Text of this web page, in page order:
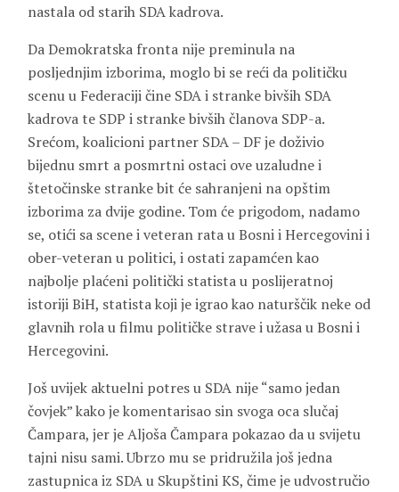
nastala od starih SDA kadrova.
Da Demokratska fronta nije preminula na
posljednjim izborima, moglo bi se reći da političku
scenu u Federaciji čine SDA i stranke bivših SDA
kadrova te SDP i stranke bivših članova SDP-a.
Srećom, koalicioni partner SDA – DF je doživio
bijednu smrt a posmrtni ostaci ove uzaludne i
štetočinske stranke bit će sahranjeni na opštim
izborima za dvije godine. Tom će prigodom, nadamo
se, otići sa scene i veteran rata u Bosni i Hercegovini i
ober-veteran u politici, i ostati zapamćen kao
najbolje plaćeni politički statista u poslijeratnoj
istoriji BiH, statista koji je igrao kao naturščik neke od
glavnih rola u filmu političke strave i užasa u Bosni i
Hercegovini.
Još uvijek aktuelni potres u SDA nije “samo jedan
čovjek” kako je komentarisao sin svoga oca slučaj
Čampara, jer je Aljoša Čampara pokazao da u svijetu
tajni nisu sami. Ubrzo mu se pridružila još jedna
zastupnica iz SDA u Skupštini KS, čime je udvostručio